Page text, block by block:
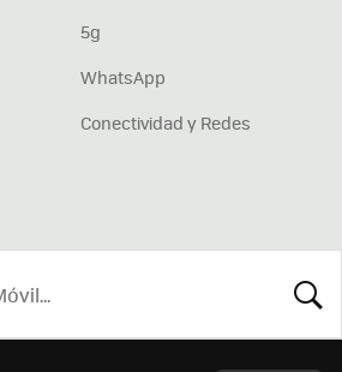
5g
WhatsApp
Conectividad y Redes